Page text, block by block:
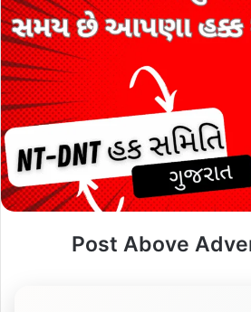
Post Above